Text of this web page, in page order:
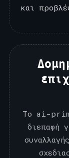
και
Το ai-
διεπαφή